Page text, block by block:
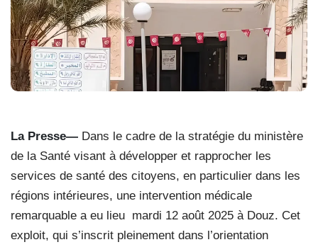
La Presse— Dans le cadre de la stratégie du ministère
de la Santé visant à développer et rapprocher les
services de santé des citoyens, en particulier dans les
régions intérieures, une intervention médicale
remarquable a eu lieu mardi 12 août 2025 à Douz. Cet
exploit, qui s’inscrit pleinement dans l’orientation